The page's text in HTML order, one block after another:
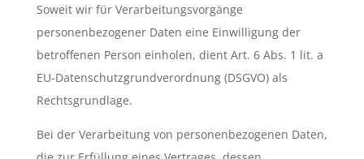
Soweit wir für Verarbeitungsvorgänge
personenbezogener Daten eine Einwilligung der
betroffenen Person einholen, dient Art. 6 Abs. 1 lit. a
EU-Datenschutzgrundverordnung (DSGVO) als
Rechtsgrundlage.
Bei der Verarbeitung von personenbezogenen Daten,